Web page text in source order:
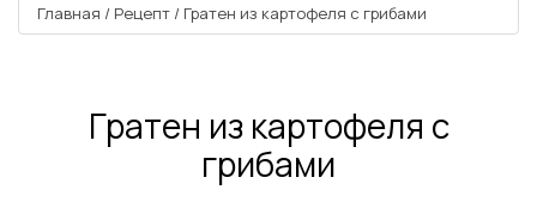
Главная / Рецепт / Гратен из картофеля с грибами
Гратен из картофеля с
грибами